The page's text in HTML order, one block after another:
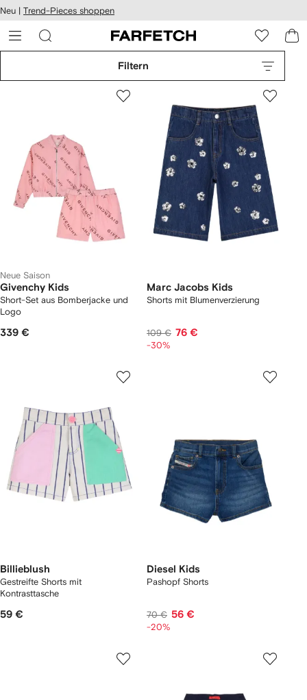
zum
Neu | Trend-Pieces shoppen
Filtern
Neue Saison
Givenchy Kids
Short-Set aus Bomberjacke und
Logo
339 €
Marc Jacobs Kids
Shorts mit Blumenverzierung
109 € 76 €
-30%
Billieblush
Gestreifte Shorts mit
Kontrasttasche
59 €
Diesel Kids
Pashopf Shorts
70 € 56 €
-20%